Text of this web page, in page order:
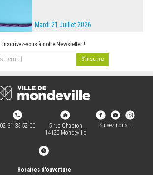
Mardi 21 Juillet 2026
Inscrivez-vous à notre Newsletter !
02 31 35 52 00
5 rue Chapron
14120 Mondeville
Suivez-nous !
Horaires d'ouverture